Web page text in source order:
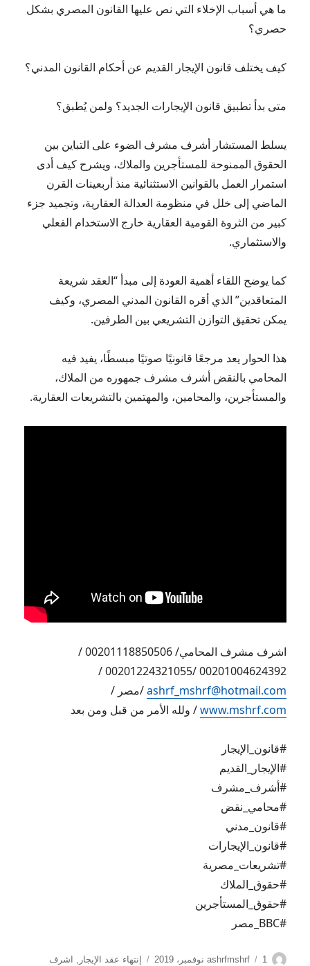
ما هي أسباب الإخلاء التي نص عليها القانون المصري بشكل
حصري؟
كيف يختلف قانون الإيجار القديم عن أحكام القانون المدني؟
متى بدأ تطبيق قانون الإيجارات الجديد؟ ولمن يُطبق؟
يسلط المستشار أشرف مشرف الضوء على التباين بين
الحقوق الممنوحة للمستأجرين والملاك، ويشرح كيف أدى
استمرار العمل بالقوانين الاستثنائية منذ أربعينات القرن
الماضي إلى خلل في منظومة العدالة العقارية، وتجميد جزء
كبير من الثروة القومية العقارية خارج الاستخدام الفعلي
والاستثماري.
كما يوضح اللقاء أهمية العودة إلى مبدأ “العقد شريعة
المتعاقدين” الذي أقره القانون المدني المصري، وكيف
يمكن تحقيق التوازن التشريعي بين الطرفين.
هذا الحوار يعد مرجعًا قانونيًا صوتيًا مبسطًا، يفيد فيه
المحامي بالنقض أشرف مشرف جمهوره من الملاك،
والمستأجرين، والمحامين، والمهتمين بالتشريعات العقارية.
اشرف مشرف المحامي/ 00201118850506 /
00201004624392 /00201224321055 /
ashrf_mshrf@hotmail.com/مصر /
www.mshrf.com/ ولله الأمر من قبل ومن بعد
#قانون_الإيجار
#الإيجار_القديم
#أشرف_مشرف
#محامي_نقض
#قانون_مدني
#قانون_الإيجارات
#تشريعات_مصرية
#حقوق_الملاك
#حقوق_المستأجرين
#BBC_مصر
الكاتبashrfmshrf
نُشرت 1 نوفمبر، 2019 التصنيفات
إنتهاء عقد الإيجار ,
اشرف